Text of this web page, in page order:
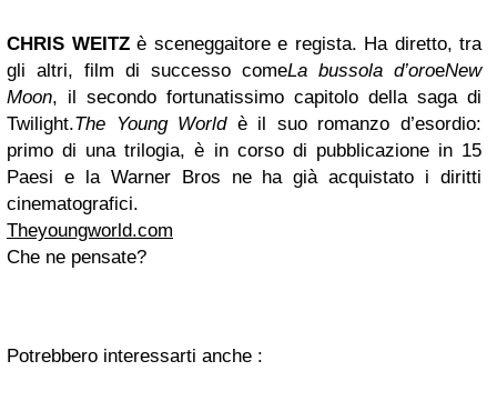
CHRIS WEITZè sceneggaitore e regista. Ha diretto, tra
gli altri, film di successo comeLa bussola d’oroeNew
Moon, il secondo fortunatissimo capitolo della saga di
Twilight.The Young World è il suo romanzo d’esordio:
primo di una trilogia, è in corso di pubblicazione in 15
Paesi e la Warner Bros ne ha già acquistato i diritti
cinematografici.
Theyoungworld.com
Che ne pensate?
Potrebbero interessarti anche :